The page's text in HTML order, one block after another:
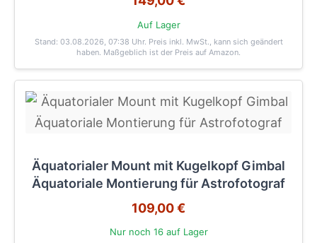
Auf Lager
Stand: 03.08.2026, 07:38 Uhr. Preis inkl. MwSt., kann sich geändert
haben. Maßgeblich ist der Preis auf Amazon.
Äquatorialer Mount mit Kugelkopf Gimbal
Äquatoriale Montierung für Astrofotograf
109,00 €
Nur noch 16 auf Lager